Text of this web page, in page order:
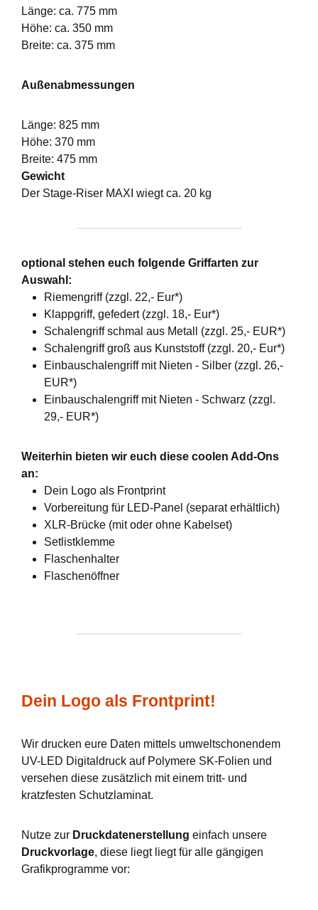
Länge: ca. 775 mm
Höhe: ca. 350 mm
Breite: ca. 375 mm
Außenabmessungen
Länge: 825 mm
Höhe: 370 mm
Breite: 475 mm
Gewicht
Der Stage-Riser MAXI wiegt ca. 20 kg
optional stehen euch folgende Griffarten zur
Auswahl:
Riemengriff (zzgl. 22,- Eur*)
Klappgriff, gefedert (zzgl. 18,- Eur*)
Schalengriff schmal aus Metall (zzgl. 25,- EUR*)
Schalengriff groß aus Kunststoff (zzgl. 20,- Eur*)
Einbauschalengriff mit Nieten - Silber (zzgl. 26,-
EUR*)
Einbauschalengriff mit Nieten - Schwarz (zzgl.
29,- EUR*)
Weiterhin bieten wir euch diese coolen Add-Ons
an:
Dein Logo als Frontprint
Vorbereitung für LED-Panel (separat erhältlich)
XLR-Brücke (mit oder ohne Kabelset)
Setlistklemme
Flaschenhalter
Flaschenöffner
Dein Logo als Frontprint!
Wir drucken eure Daten mittels umweltschonendem
UV-LED Digitaldruck auf Polymere SK-Folien und
versehen diese zusätzlich mit einem tritt- und
kratzfesten Schutzlaminat.
Nutze zur Druckdatenerstellung einfach unsere
Druckvorlage, diese liegt liegt für alle gängigen
Grafikprogramme vor: